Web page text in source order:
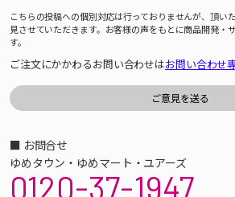
こちらの投稿への個別対応は行っておりませんが、頂い
見させていただきます。お客様の声をもとに商品開発・
す。
ご注文にかかわるお問い合わせはお問い合わせ
■ お問合せ
ゆめタウン・ゆめマート・ユアーズ
0120-37-1947